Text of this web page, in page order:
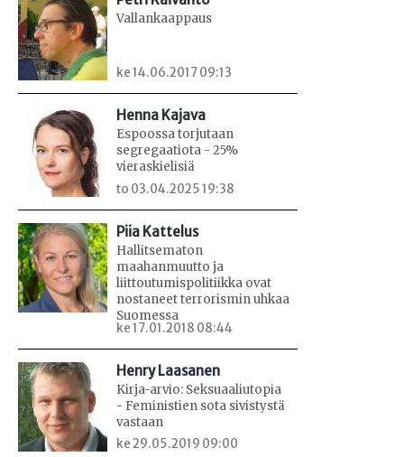
Vallankaappaus
ke 14.06.2017 09:13
Henna Kajava
Espoossa torjutaan
segregaatiota - 25%
vieraskielisiä
to 03.04.2025 19:38
Piia Kattelus
Hallitsematon
maahanmuutto ja
liittoutumispolitiikka ovat
nostaneet terrorismin uhkaa
Suomessa
ke 17.01.2018 08:44
Henry Laasanen
Kirja-arvio: Seksuaaliutopia
- Feministien sota sivistystä
vastaan
ke 29.05.2019 09:00